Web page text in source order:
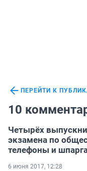
ПЕРЕЙТИ К
10
Четырёх
экзамена по
телефоны и
6 июня 2017, 12:28